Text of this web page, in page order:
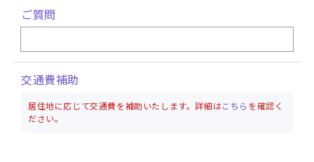
ご質問
交通費補助
居住地に応じて交通費を補助いたします。詳細はこちら を確認く
ださい。